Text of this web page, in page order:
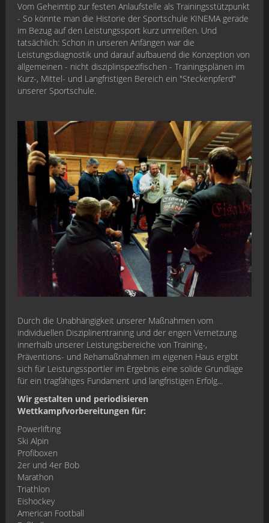
Vom Geheimtip zur festen Anlaufstelle als Trainingsstützpunkt
- So könnte man die Historie der Sportschule KINEMA gerade
im Bezug auf den Leistungssport kurz umreißen. Und
tatsächlich: Schon in unseren Anfängen war die
Leistungsdiagnostik und darauf aufbauend die Konzeption von
allgemeinen - nicht disziplinspezifischen - Trainingsplänen im
Kurz-, Mittel- und Langfristigen Bereich ein "Steckenpferd"
unserer Sportschule.
Durch die Unabhängigkeit unserer Maßnahmen vom
individuellen Disziplinentraining und der engen Vernetzung
innerhalb unserer Leistungsbereiche von Training-,
Präventions- und Rehamaßnahmen im eigenen Haus ergibt
sich für Leistungssportler im Ergebnis eine solide Grundlage
für ein tragfähiges Fundament und langfristigen Erfolg...
Wir gestalten und periodisieren
Wettkampfvorbereitungen für:
Powerlifting
Ski Alpin
Profiboxen
2er und 4er Bob
Marathon
Triathlon
Eishockey
American Football